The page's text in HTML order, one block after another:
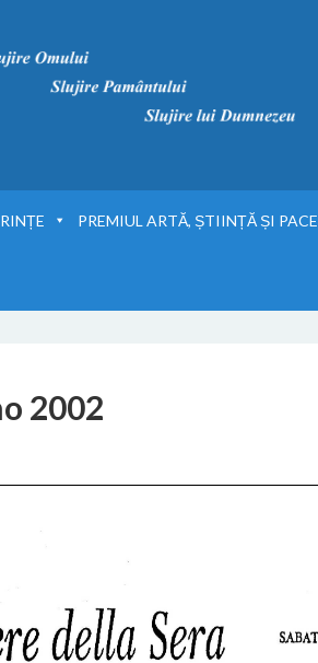
PREMIUL ARTĂ, ȘTIINȚĂ ȘI PACE
2002